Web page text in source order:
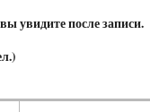
увидите после записи.